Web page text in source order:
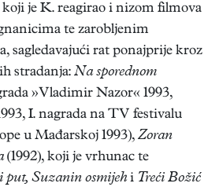
je K. reagirao i nizom filmova
te zarobljenim
sagledavajući rat ponajprije kroz
stradanja: Na sporednom
»Vladimir Nazor« 1993,
I. nagrada na TV festivalu
u Mađarskoj 1993), Zoran
(1992), koji je vrhunac te
Suzanin osmijehi Treći Božić